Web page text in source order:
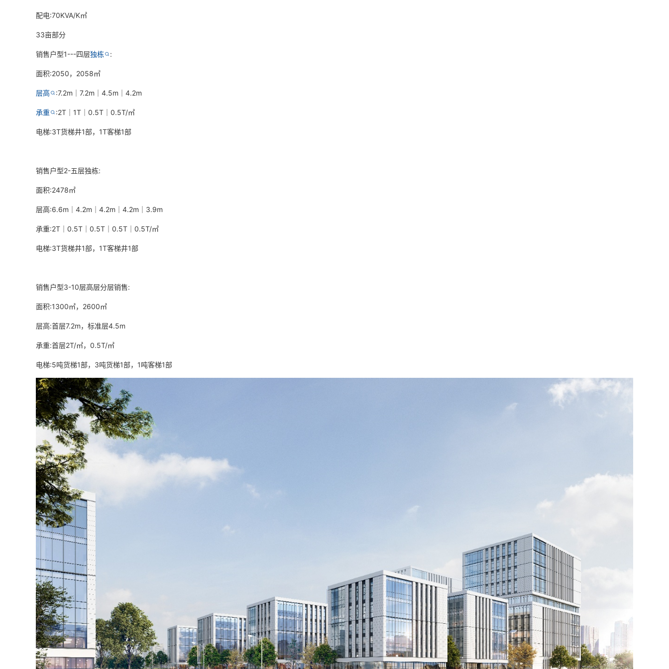
配电:70KVA/K㎡
33亩部分
销售户型1---四层独栋 :
面积:2050，2058㎡
层高 :7.2m｜7.2m｜4.5m｜4.2m
承重 :2T｜1T｜0.5T｜0.5T/㎡
电梯:3T货梯井1部，1T客梯1部
销售户型2-五层独栋:
面积:2478㎡
层高:6.6m｜4.2m｜4.2m｜4.2m｜3.9m
承重:2T｜0.5T｜0.5T｜0.5T｜0.5T/㎡
电梯:3T货梯井1部，1T客梯井1部
销售户型3-10层高层分层销售:
面积:1300㎡，2600㎡
层高:首层7.2m，标准层4.5m
承重:首层2T/㎡，0.5T/㎡
电梯:5吨货梯1部，3吨货梯1部，1吨客梯1部